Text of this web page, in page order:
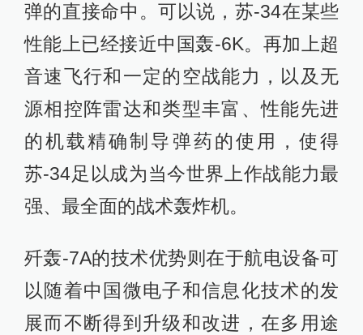
弹的直接命中。可以说，苏-34在某些
性能上已经接近中国轰-6K。再加上超
音速飞行和一定的空战能力，以及无
源相控阵雷达和类型丰富、性能先进
的机载精确制导弹药的使用，使得
苏-34足以成为当今世界上作战能力最
强、最全面的战术轰炸机。
歼轰-7A的技术优势则在于航电设备可
以随着中国微电子和信息化技术的发
展而不断得到升级和改进，在多用途